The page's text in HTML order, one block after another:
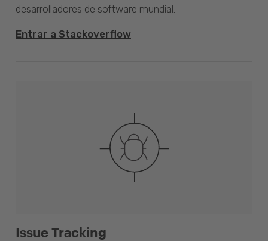
desarrolladores de software mundial.
Entrar a Stackoverflow
Issue Tracking